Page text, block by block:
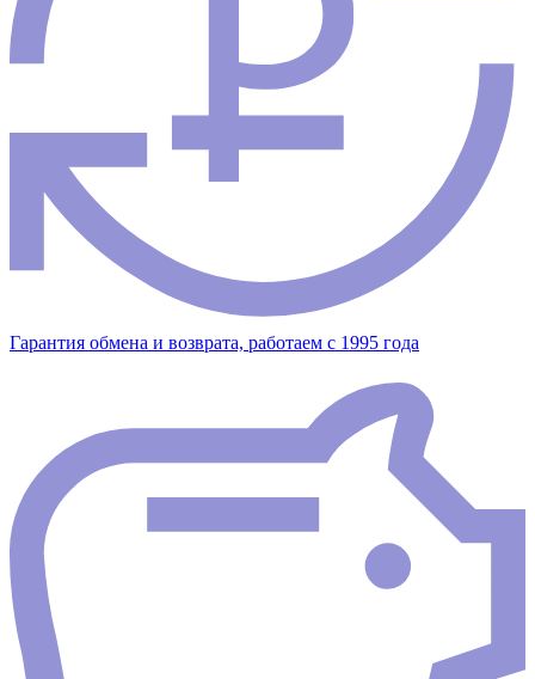
Гарантия обмена и возврата, работаем с 1995 года